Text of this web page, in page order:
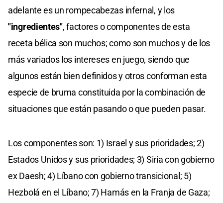
adelante es un rompecabezas infernal, y los
"ingredientes", factores o componentes de esta
receta bélica son muchos; como son muchos y de los
más variados los intereses en juego, siendo que
algunos están bien definidos y otros conforman esta
especie de bruma constituida por la combinación de
situaciones que están pasando o que pueden pasar.
Los componentes son: 1) Israel y sus prioridades; 2)
Estados Unidos y sus prioridades; 3) Siria con gobierno
ex Daesh; 4) Líbano con gobierno transicional; 5)
Hezbolá en el Líbano; 7) Hamás en la Franja de Gaza;